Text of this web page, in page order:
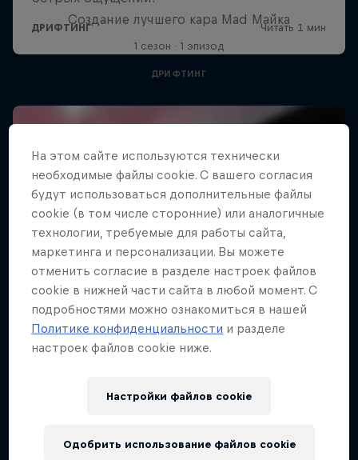
Создание лучшего кара Mad Майка
1 сезон · 1 эпизод
ДРИФТИНГ
На этом сайте иcпользуются технически
необходимые файлы cookie. С вашего согласия
будут использоваться дополнительные файлы
cookie (в том числе сторонние) или аналогичные
технологии, требуемые для работы сайта,
маркетинга и персонализации. Вы можете
отменить согласие в разделе настроек файлов
cookie в нижней части сайта в любой момент. С
подробностями можно ознакомиться в нашей
Политике конфиденциальности и разделе
настроек файлов cookie ниже.
Настройки файлов cookie
Одобрить использование файлов cookie